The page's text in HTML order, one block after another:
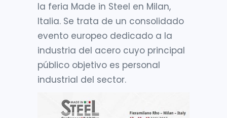
la feria Made in Steel en Milan,
Italia. Se trata de un consolidado
evento europeo dedicado a la
industria del acero cuyo principal
público objetivo es personal
industrial del sector.